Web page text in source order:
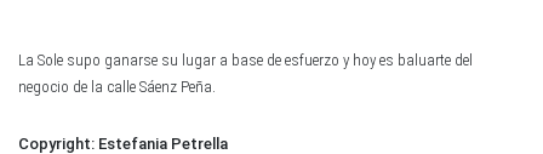
La Sole supo ganarse su lugar a base de esfuerzo y hoy es baluarte del
negocio de la calle Sáenz Peña.
Estefania Petrella